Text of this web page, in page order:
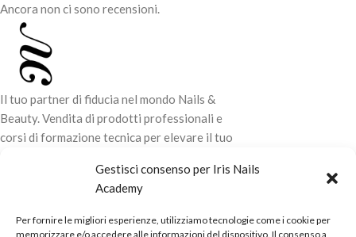
Gestisci consenso per Iris Nails
Academy
Per fornire le migliori esperienze, utilizziamo tecnologie come i cookie per
memorizzare e/o accedere alle informazioni del dispositivo. Il consenso a
Ancora non ci sono recensioni.
Il tuo partner di fiducia nel mondo Nails &
Beauty. Vendita di prodotti professionali e
corsi di formazione tecnica per elevare il tuo
LINK UTILI